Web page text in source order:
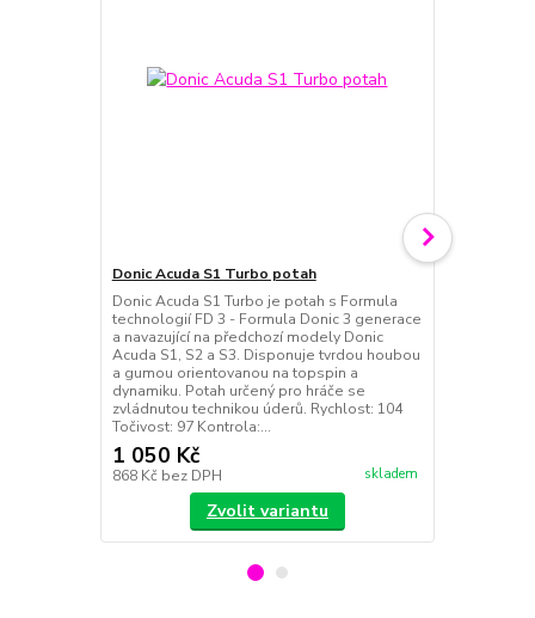
Donic Acuda S1 Turbo potah
Donic Acuda S1 Turbo je potah s Formula
technologií FD 3 - Formula Donic 3 generace
a navazující na předchozí modely Donic
Acuda S1, S2 a S3. Disponuje tvrdou houbou
a gumou orientovanou na topspin a
dynamiku. Potah určený pro hráče se
zvládnutou technikou úderů. Rychlost: 104
Točivost: 97 Kontrola:...
1 050 Kč
868 Kč bez DPH skladem
Zvolit variantu